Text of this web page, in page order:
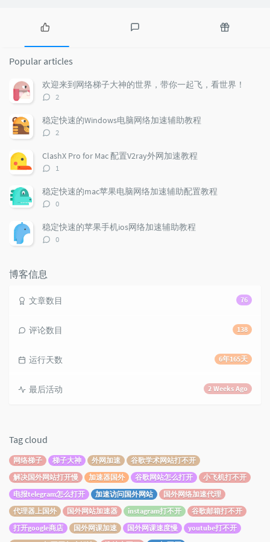
P
p
u
l
a
r
a
r
t
i
l
e
e
s
c
o
m
t
d
o
Popular articles
欢迎来到网络梯子大神的世界，带你一起飞，看世界！
评
数：
2
稳定快速的Windows电脑网络加速辅助教程
评
数：
2
ClashX Pro for Mac 配置V2ray外网加速教程
评
数：
1
稳定快速的mac苹果电脑网络加速辅助配置教程
评
数：
0
稳定快速的苹果手机ios网络加速辅助教程
评
0
博客信息
76
文章数目
138
评论数目
6年165天
运行天数
2 Weeks Ago
最后活动
Tag cloud
网络梯子 梯子大神 外网加速
谷歌学术网站打不开
解决国外网站打开慢
加速器国外 谷歌网站怎么打开
小飞机打不开
电报telegram怎么打开
加速访问国外网站
国外网络加速代理
代理器上国外
国外网站加速器 instagram打不开
谷歌邮箱打不开
打开google商店
国外网课加速 国外网课速度慢
youtube打不开